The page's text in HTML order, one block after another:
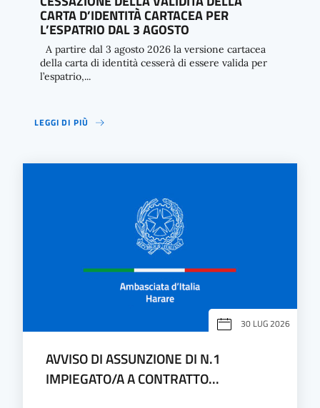
CARTA D’IDENTITÀ CARTACEA PER
L’ESPATRIO DAL 3 AGOSTO
A partire dal 3 agosto 2026 la versione cartacea
della carta di identità cesserà di essere valida per
l’espatrio,...
LEGGI DI PIÙ
30 LUG 2026
AVVISO DI ASSUNZIONE DI N.1
IMPIEGATO/A A CONTRATTO...